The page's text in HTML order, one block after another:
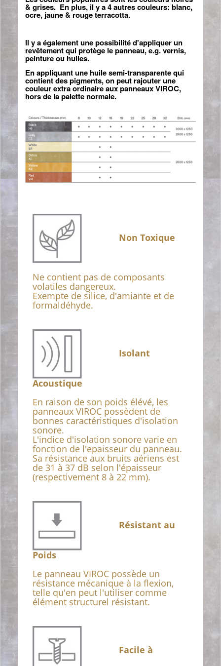
& grises. En plus, il y a 4 autres couleurs: blanc,
ocre, jaune & rouge terracotta.
Il y a également une possibilité d'appliquer un
revêtement qui protège le panneau, e.g. vernis,
peinture ou huiles.
En appliquant une huile semi-transparente qui
contient des pigments, on peut rajouter une
couleur extra ordinaire aux panneaux VIROC,
hors de la palette normale.
Non Toxique
Ne contient pas de composants
volatiles dangereux.
Exempte de silice, d'amiante et de
formaldéhyde.
Isolant
Acoustique
En raison de son poids élévé, les
panneaux VIROC possèdent de
bonnes caractéristiques d'isolation
sonore.
L'indice d'isolation sonore varie en
fonction de l'epaisseur du panneau.
Sa résistance aux bruits aériens est
de 31 à 37 dB selon l'épaisseur
(respectivement 8 à 22 mm).
Résistant au
Poids
Le panneau VIROC possède un
résistance mécanique à la flexion,
telle qu'en peut l'utiliser comme
élément structurel résistant.
Facile à